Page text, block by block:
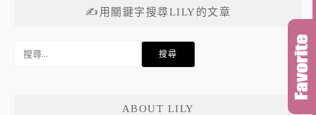
✍用關鍵字搜尋LILY的文章
ABOUT LILY